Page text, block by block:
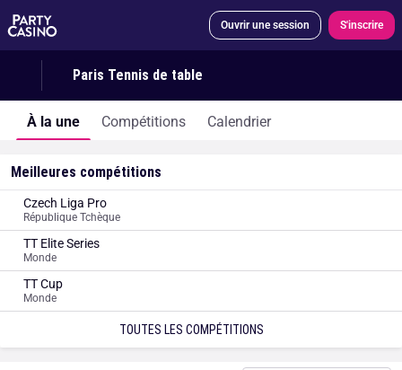
Ouvrir une session S'inscrire
Paris Tennis de table
À la une Compétitions Calendrier
Meilleures compétitions
Czech Liga Pro
République Tchèque
TT Elite Series
Monde
TT Cup
Monde
TOUTES LES COMPÉTITIONS